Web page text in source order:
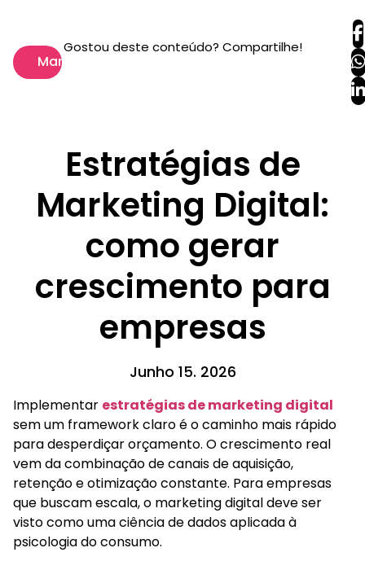
Marketing
Gostou deste conteúdo? Compartilhe!
Estratégias de
Marketing Digital:
como gerar
crescimento para
empresas
Junho 15. 2026
Implementar estratégias de marketing digital
sem um framework claro é o caminho mais rápido
para desperdiçar orçamento. O crescimento real
vem da combinação de canais de aquisição,
retenção e otimização constante. Para empresas
que buscam escala, o marketing digital deve ser
visto como uma ciência de dados aplicada à
psicologia do consumo.